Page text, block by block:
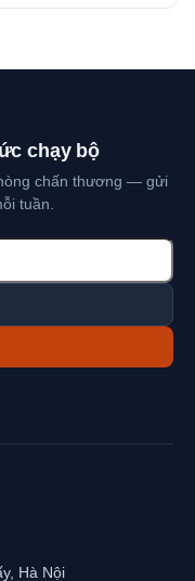
chạy bộ
chấn thương — gửi
tuần.
Hà Nội